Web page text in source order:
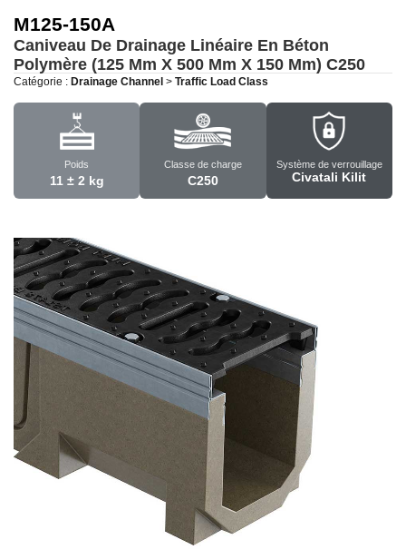
M125-150A
Caniveau De Drainage Linéaire En Béton
Polymère (125 Mm X 500 Mm X 150 Mm) C250
Catégorie : Drainage Channel > Traffic Load Class
Poids
11 ± 2 kg
Classe de charge
C250
Système de verrouillage
Civatali Kilit